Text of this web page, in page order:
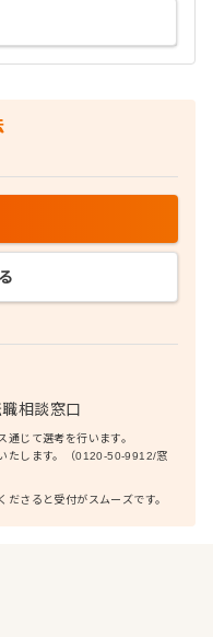
相談窓口
通じて選考を行います。
たします。（0120-50-9912/窓
さると受付がスムーズです。